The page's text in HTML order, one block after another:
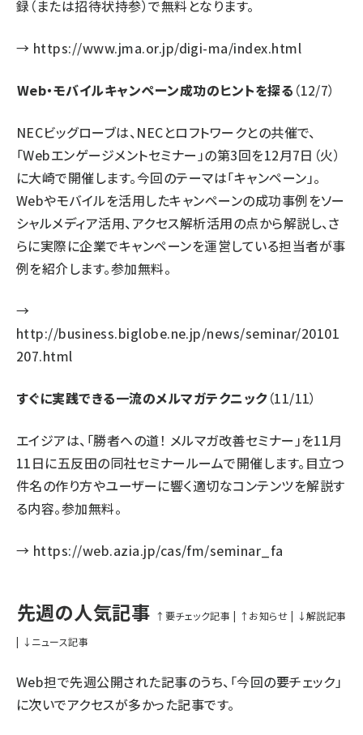
録（または招待状持参）で無料となります。
→ https://www.jma.or.jp/digi-ma/index.html
Web・モバイルキャンペーン成功のヒントを探る （12/7）
NECビッグローブは、NECとロフトワークとの共催で、
「Webエンゲージメントセミナー」の第3回を12月7日（火）
に大崎で開催します。今回のテーマは「キャンペーン」。
Webやモバイルを活用したキャンペーンの成功事例をソー
シャルメディア活用、アクセス解析活用の点から解説し、さ
らに実際に企業でキャンペーンを運営している担当者が事
例を紹介します。参加無料。
→
http://business.biglobe.ne.jp/news/seminar/20101
207.html
すぐに実践できる一流のメルマガテクニック（11/11）
エイジアは、「勝者への道！ メルマガ改善セミナー」を11月
11日に五反田の同社セミナールームで開催します。目立つ
件名の作り方やユーザーに響く適切なコンテンツを解説す
る内容。参加無料。
→ https://web.azia.jp/cas/fm/seminar_fa
先週の人気記事 ↑要チェック記事 | ↑お知らせ | ↓解説記事
| ↓ニュース記事
Web担で先週公開された記事のうち、「今回の要チェック」
に次いでアクセスが多かった記事です。